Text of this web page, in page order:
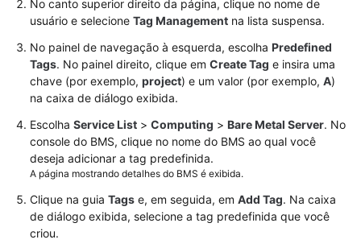
Ajuste
cotas
de
recurso
Monitoramento
do
servidor
História
de
mudanças
No canto superior direito da página, clique no nome de
usuário e selecione Tag Management na lista suspensa.
No painel de navegação à esquerda, escolha Predefined
Tags. No painel direito, clique em Create Tag e insira uma
chave (por exemplo, project) e um valor (por exemplo, A)
na caixa de diálogo exibida.
Escolha Service List > Computing > Bare Metal Server. No
console do BMS, clique no nome do BMS ao qual você
deseja adicionar a tag predefinida.
A página mostrando detalhes do BMS é exibida.
Clique na guia Tags e, em seguida, em Add Tag. Na caixa
de diálogo exibida, selecione a tag predefinida que você
criou.